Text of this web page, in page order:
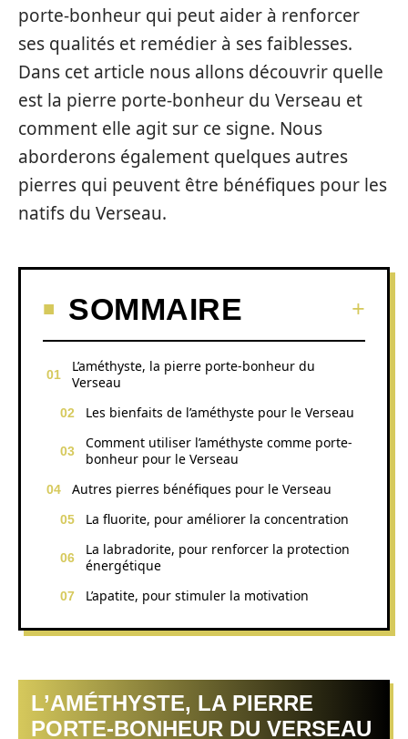
porte-bonheur qui peut aider à renforcer
ses qualités et remédier à ses faiblesses.
Dans cet article nous allons découvrir quelle
est la pierre porte-bonheur du Verseau et
comment elle agit sur ce signe. Nous
aborderons également quelques autres
pierres qui peuvent être bénéfiques pour les
natifs du Verseau.
SOMMAIRE
L’améthyste, la pierre porte-bonheur du
Verseau
Les bienfaits de l’améthyste pour le Verseau
Comment utiliser l’améthyste comme porte-
bonheur pour le Verseau
Autres pierres bénéfiques pour le Verseau
La fluorite, pour améliorer la concentration
La labradorite, pour renforcer la protection
énergétique
L’apatite, pour stimuler la motivation
L’AMÉTHYSTE, LA PIERRE
PORTE-BONHEUR DU VERSEAU